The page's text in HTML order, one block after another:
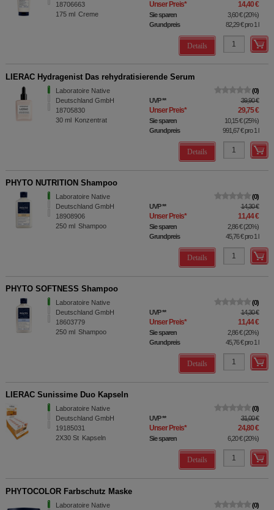
18706663
175 ml Creme
Unser Preis* 14,40 €
Sie sparen 3,60 €(20%)
Grundpreis
82,29 €pro 1 l
Details
LIERAC Hydragenist Das rehydratisierende Serum
Laboratoire Native
Deutschland GmbH
18705830
30 ml Konzentrat
0
UVP** 39,90 €
Unser Preis* 29,75 €
Sie sparen 10,15 €(25%)
Grundpreis
991,67 €pro 1 l
Details
PHYTO NUTRITION Shampoo
Laboratoire Native
Deutschland GmbH
18908906
250 ml Shampoo
0
UVP** 14,30 €
Unser Preis* 11,44 €
Sie sparen 2,86 €(20%)
Grundpreis
45,76 €pro 1 l
Details
PHYTO SOFTNESS Shampoo
Laboratoire Native
Deutschland GmbH
18603779
250 ml Shampoo
0
UVP** 14,30 €
Unser Preis* 11,44 €
Sie sparen 2,86 €(20%)
Grundpreis
45,76 €pro 1 l
Details
LIERAC Sunissime Duo Kapseln
Laboratoire Native
Deutschland GmbH
19185031
2X30 St Kapseln
0
UVP** 31,00 €
Unser Preis* 24,80 €
Sie sparen 6,20 €(20%)
Details
PHYTOCOLOR Farbschutz Maske
Laboratoire Native
0